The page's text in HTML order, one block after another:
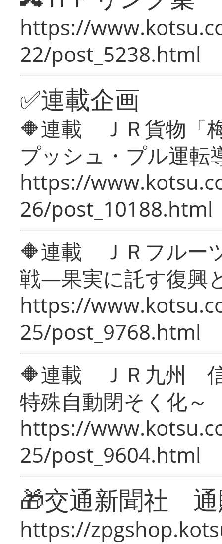
https://
22/post_5238.html
✅連載企画
🔶連載 ＪＲ貨物「
プッシュ・プル運転
https://
26/post_10188.html
🔶連載 ＪＲフルー
戦―果実に託す復興
https://
25/post_9768.html
🔶連載 ＪＲ九州 信
特殊自動閉そく化～
https://
25/post_9604.html
🎁交通新聞社
https://